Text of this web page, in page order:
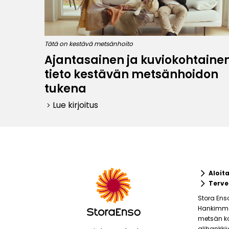
Tätä on kestävä metsänhoito
Ajantasainen ja
tieto kestävän metsänhoidon
tukena
keyboard_arrow_right Lue kirjoitus
keyboard_arrow_right
keyboard_arrow_right
Stora
metsän